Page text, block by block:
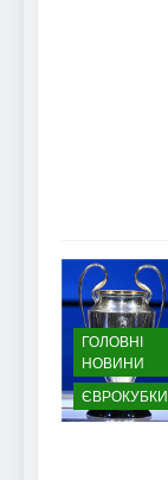
ГОЛОВНІ
НОВИНИ
ЄВРОКУБКИ